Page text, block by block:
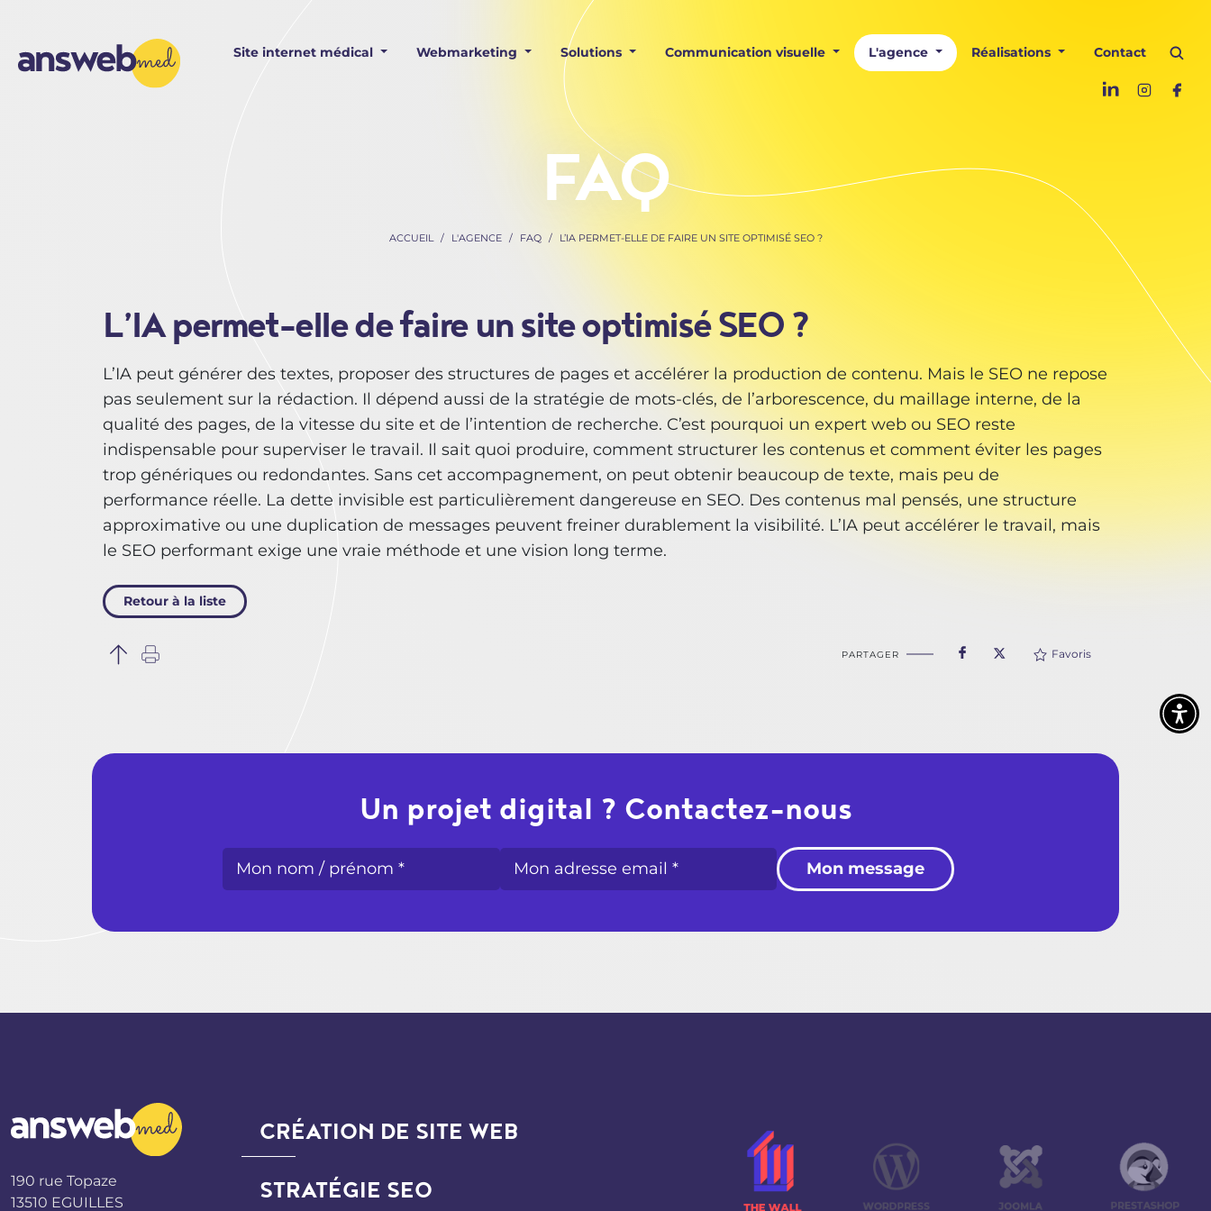
Site internet médical Webmarketing Solutions Communication visuelle L'agence Réalisations Contact
FAQ
ACCUEIL L'AGENCE FAQ L’IA PERMET-ELLE DE FAIRE UN SITE OPTIMISÉ SEO ?
L’IA permet-elle de faire un site optimisé SEO ?
L’IA peut générer des textes, proposer des structures de pages et accélérer la production de contenu. Mais le SEO ne repose
pas seulement sur la rédaction. Il dépend aussi de la stratégie de mots-clés, de l’arborescence, du maillage interne, de la
qualité des pages, de la vitesse du site et de l’intention de recherche. C’est pourquoi un expert web ou SEO reste
indispensable pour superviser le travail. Il sait quoi produire, comment structurer les contenus et comment éviter les pages
trop génériques ou redondantes. Sans cet accompagnement, on peut obtenir beaucoup de texte, mais peu de
performance réelle. La dette invisible est particulièrement dangereuse en SEO. Des contenus mal pensés, une structure
approximative ou une duplication de messages peuvent freiner durablement la visibilité. L’IA peut accélérer le travail, mais
le SEO performant exige une vraie méthode et une vision long terme.
Retour à la liste
PARTAGER Favoris
Un projet digital ? Contactez-nous
Mon message
190 rue Topaze
13510 EGUILLES
CRÉATION DE SITE WEB
STRATÉGIE SEO